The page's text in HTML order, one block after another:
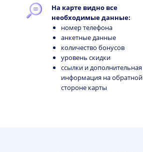
На карте видно все
необходимые данные:
номер телефона
анкетные данные
количество бонусов
уровень скидки
ссылки и дополнительная
информация на обратной
стороне карты